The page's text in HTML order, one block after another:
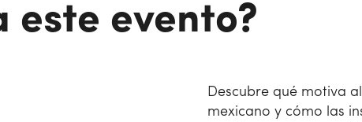
este evento?
Descubre qué motiva
mexicano y cómo las